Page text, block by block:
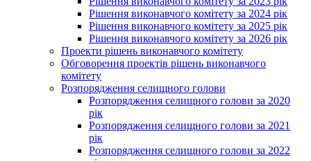
Рішення виконавчого комітету за 2024 рік
Рішення виконавчого комітету за 2025 рік
Рішення виконавчого комітету за 2026 рік
Проекти рішень виконавчого комітету
Обговорення проектів рішень виконавчого
комітету
Розпорядження селищного голови
Розпорядження селищного голови за 2020
рік
Розпорядження селищного голови за 2021
рік
Розпорядження селищного голови за 2022